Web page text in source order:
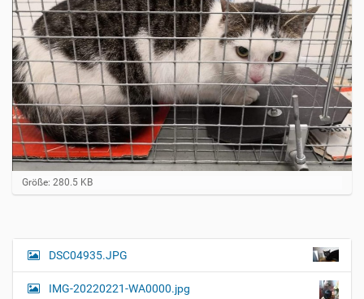
Z
e
e
Größe: 280.5 KB
N
a
DSC04935.JPG
IMG-20220221-WA0000.jpg